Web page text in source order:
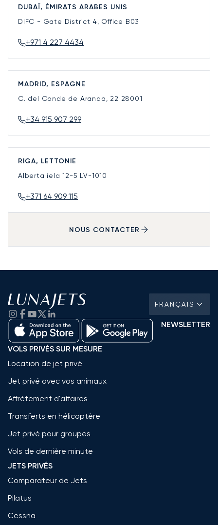
DUBAÏ, ÉMIRATS ARABES UNIS
DIFC - Gate District 4, Office B03
+971 4 227 4434
MADRID, ESPAGNE
C. del Conde de Aranda, 22 28001
+34 915 907 299
RIGA, LETTONIE
Alberta iela 12-5 LV-1010
+371 64 909 115
NOUS CONTACTER
FRANÇAIS
NEWSLETTER
VOLS PRIVÉS SUR MESURE
Location de jet privé
Jet privé avec vos animaux
Affrètement d'affaires
Transferts en hélicoptère
Jet privé pour groupes
Vols de dernière minute
JETS PRIVÉS
Comparateur de Jets
Pilatus
Cessna